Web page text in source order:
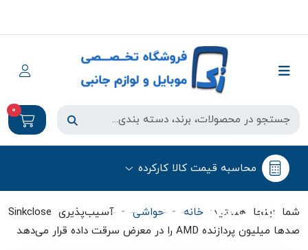
0
محاسبه قیمت کالا کارکرده
شما اینجا هستید: خانه-حواشی-
آسیب‌پذیری Sinkclose
صدها میلیون پردازنده AMD را در معرض سرقت داده قرار می‌دهد
آسیب‌پذیری Sinkclose صدها میلیون
پردازنده AMD را در معرض سرقت داده
قرار می‌دهد
بدون دیدگاه